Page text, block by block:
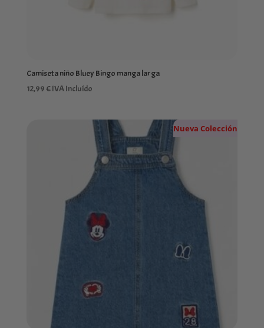
Camiseta niño Bluey Bingo manga larga
12,99€IVA Incluído
Nueva Colección